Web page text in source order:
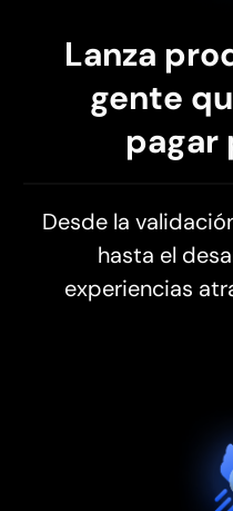
Lanza
gente
pagar
Desde la
hasta el
experiencias